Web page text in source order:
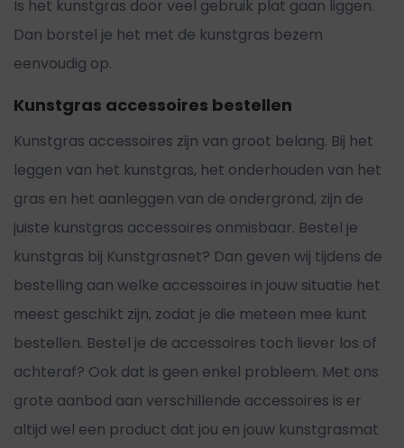
Is het kunstgras door veel gebruik plat gaan liggen.
Dan borstel je het met de kunstgras bezem
eenvoudig op.
Kunstgras accessoires bestellen
Kunstgras accessoires zijn van groot belang. Bij het
leggen van het kunstgras, het onderhouden van het
gras en het aanleggen van de ondergrond, zijn de
juiste kunstgras accessoires onmisbaar. Bestel je
kunstgras bij Kunstgrasnet? Dan geven wij tijdens de
bestelling aan welke accessoires in jouw situatie het
meest geschikt zijn, zodat je die meteen mee kunt
bestellen. Bestel je de accessoires toch liever los of
achteraf? Ook dat is geen enkel probleem. Met ons
grote aanbod aan verschillende accessoires is er
altijd wel een product dat jou en jouw kunstgrasmat